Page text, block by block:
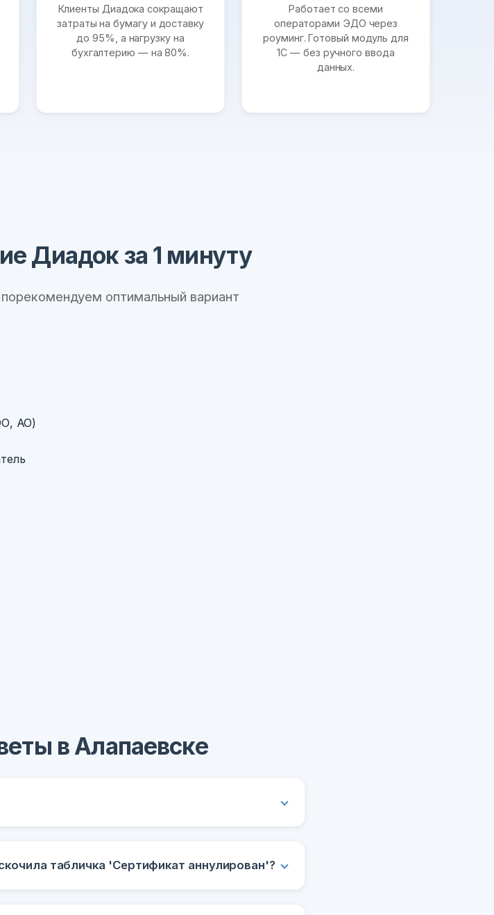
Клиенты Диадока сокращают
затраты на бумагу и доставку
до 95%, а нагрузку на
бухгалтерию — на 80%.
Работает со всеми
операторами ЭДО через
роуминг. Готовый модуль для
1С — без ручного ввода
данных.
Диадок за 1 минуту
оптимальный вариант
АО)
в Алапаевске
табличка 'Сертификат аннулирован'?